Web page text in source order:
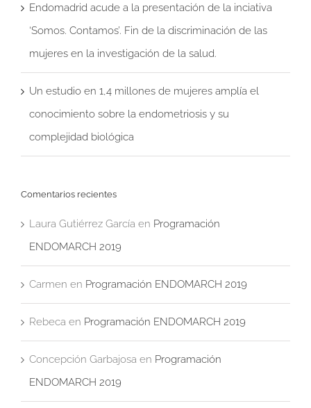
Endomadrid acude a la presentación de la inciativa
‘Somos. Contamos’. Fin de la discriminación de las
mujeres en la investigación de la salud.
Un estudio en 1,4 millones de mujeres amplía el
conocimiento sobre la endometriosis y su
complejidad biológica
Comentarios recientes
Laura Gutiérrez García en Programación
ENDOMARCH 2019
Carmen en Programación ENDOMARCH 2019
Rebeca en Programación ENDOMARCH 2019
Concepción Garbajosa en Programación
ENDOMARCH 2019